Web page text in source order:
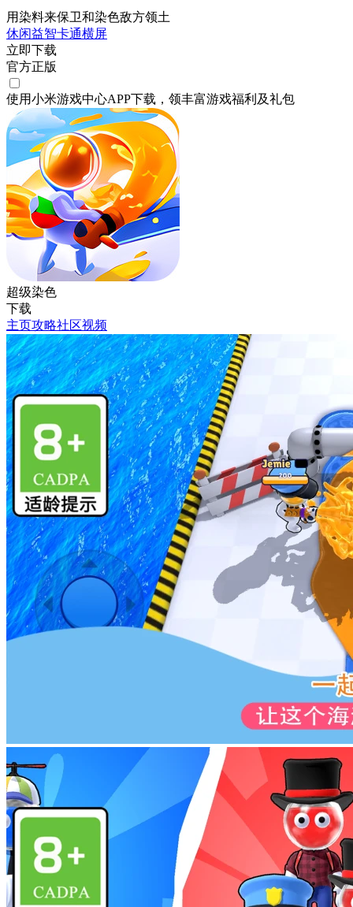
用染料来保卫和染色敌方领土
休闲益智卡通横屏
立即下载
官方正版
使用小米游戏中心APP下载 ，领丰富游戏福利 及礼包
超级染色
下载
主页攻略社区视频